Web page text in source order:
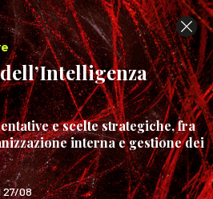
e scelte strategiche, fra
interna e gestione dei
27/08